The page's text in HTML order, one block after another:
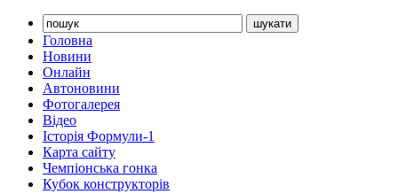
Головна
Новини
Онлайн
Автоновини
Фотогалерея
Відео
Історія Формули-1
Карта сайту
Чемпіонська гонка
Кубок конструкторів